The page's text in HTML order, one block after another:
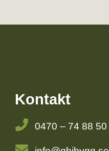
Kontakt
0470 – 74 88 50